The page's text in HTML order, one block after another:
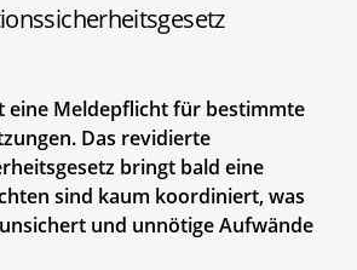
eine Meldepflicht für bestimmte
Das revidierte
bringt bald eine
sind kaum koordiniert, was
und unnötige Aufwände